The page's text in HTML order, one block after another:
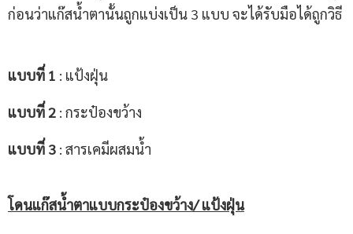
ก่อนว่าแก๊สน้ำตานั้นถูกแบ่งเป็น 3 แบบ จะได้รับมือได้ถูกวิธี
แบบที่ 1 : แป้งฝุ่น
แบบที่ 2 : กระป๋องขว้าง
แบบที่ 3 : สารเคมีผสมน้ำ
โดนแก๊สน้ำตาแบบกระป๋องขว้าง/แป้งฝุ่น